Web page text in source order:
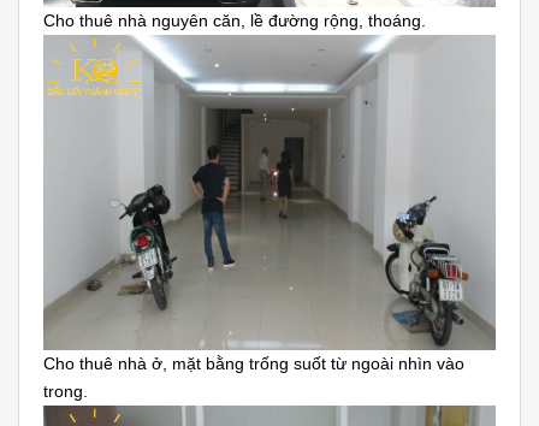
Cho thuê nhà nguyên căn, lề đường rộng, thoáng.
Cho thuê nhà ở, mặt bằng trống suốt từ ngoài nhìn vào
trong.